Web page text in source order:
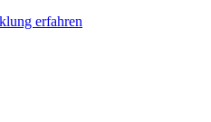
erfahren